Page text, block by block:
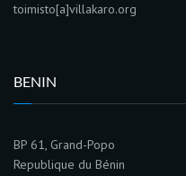
toimisto[a]villakaro.org
BENIN
BP 61, Grand-Popo
Republique du Bénin